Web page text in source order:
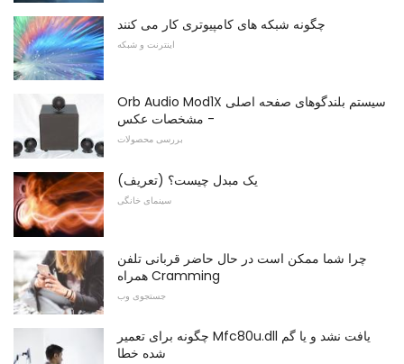
چگونه شبکه های کامپیوتری کار می کنند
اینترنت و شبکه
Orb Audio Mod1X سیستم بلندگوهای صفحه اصلی
- مشخصات عکس
بررسی محصولات
یک مبدل چیست؟ (تعریف)
سینمای خانگی
چرا شما ممکن است در حال حاضر قربانی تلفن
همراه Cramming
جستجوی وب
چگونه برای تعمیر Mfc80u.dll یافت نشد و یا گم
شده خطا